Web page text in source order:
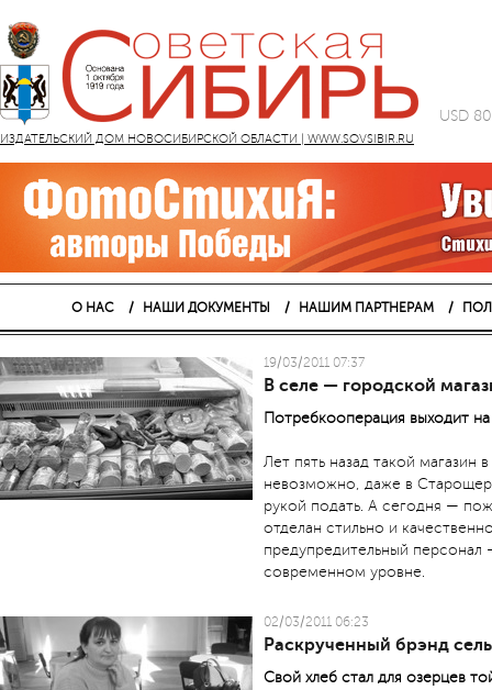
ИЗДАТЕЛЬСКИЙ ДОМ НОВОСИБИРСКОЙ ОБЛАСТИ | WWW.SOVSIBIR.RU
USD
О НАС НАШИ ДОКУМЕНТЫ НАШИМ ПАРТНЕРАМ
19/03/2011 07:37
В селе — городской
Потребкооперация выходит
Лет пять назад такой магазин
невозможно, даже в
рукой подать. А сегодня —
отделан стильно и
предупредительный
современном уровне.
02/03/2011 06:23
Раскрученный брэнд
Свой хлеб стал для озерцев